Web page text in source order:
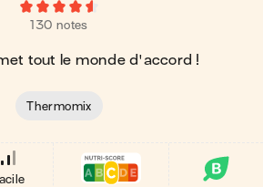
130 notes
tout le monde d'accord !
Thermomix